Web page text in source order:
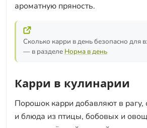
ароматную пряность.
Сколько карри в день безопасно для
— в разделе Норма в день
Карри в кулинарии
Порошок карри добавляют в рагу,
и блюда из птицы, бобовых и